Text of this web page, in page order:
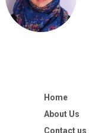
Home
About Us
Contact us